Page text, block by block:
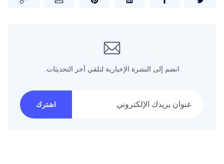
انضم إلى النشرة الإخبارية لتلقي آخر التحديثات.
اشترك